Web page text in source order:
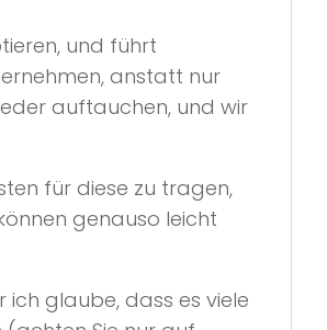
und führt
anstatt nur
auftauchen, und wir
für diese zu tragen,
genauso leicht
glaube, dass es viele